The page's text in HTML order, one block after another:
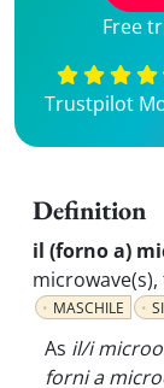
Free
Trustpilot
Definition
il (forno a)
MASCHILE
As il/i
forni a